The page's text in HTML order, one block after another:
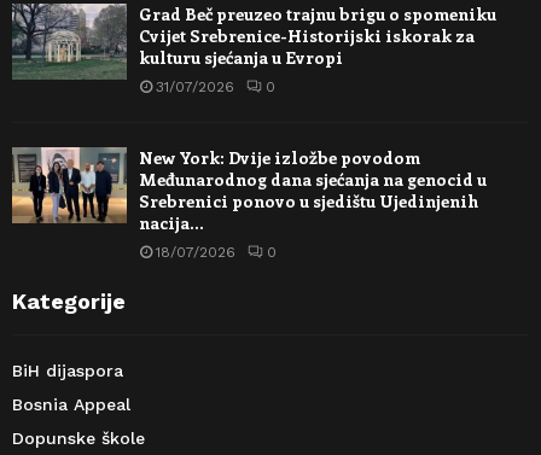
Grad Beč preuzeo trajnu brigu o spomeniku
Cvijet Srebrenice-Historijski iskorak za
kulturu sjećanja u Evropi
31/07/2026 0
New York: Dvije izložbe povodom
Međunarodnog dana sjećanja na genocid u
Srebrenici ponovo u sjedištu Ujedinjenih
nacija…
18/07/2026 0
Kategorije
BiH dijaspora
Bosnia Appeal
Dopunske škole